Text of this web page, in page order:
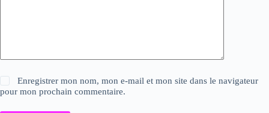
Enregistrer mon nom, mon e-mail et mon site dans le navigateur
pour mon prochain commentaire.